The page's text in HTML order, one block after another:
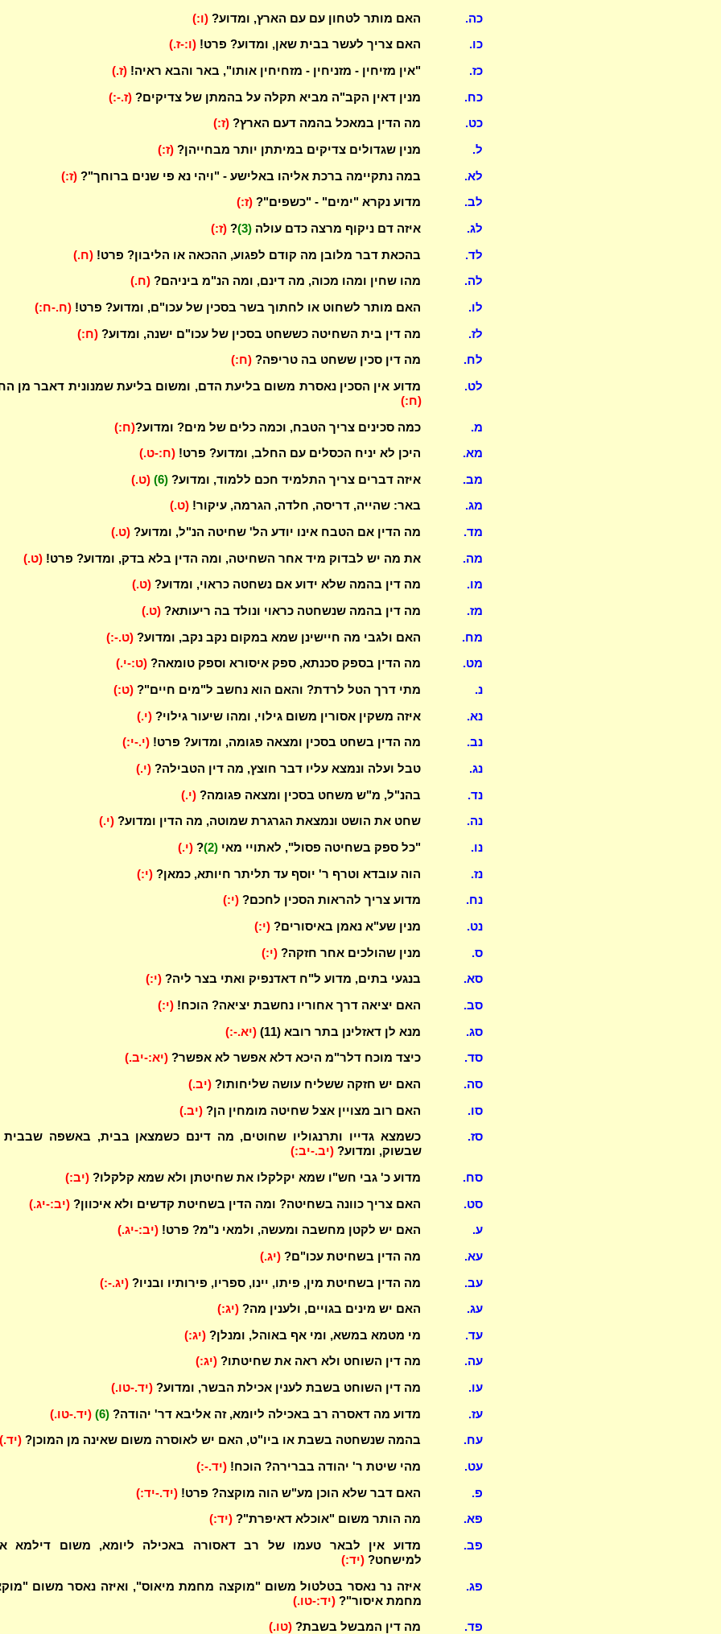
כה. האם מותר לטחון עם עם הארץ, ומדוע?(ו:)
כו. האם צריך לעשר בבית שאן, ומדוע? פרט!(ו:-ז.)
כז. "אין מזיחין - מזניחין - מזחיחין אותו", באר והבא ראיה!(ז.)
כח. מנין דאין הקב"ה מביא תקלה על בהמתן של צדיקים?(ז.-:)
כט. מה הדין במאכל בהמה דעם הארץ?(ז:)
ל. מנין שגדולים צדיקים במיתתן יותר מבחייהן?(ז:)
לא. במה נתקיימה ברכת אליהו באלישע - "ויהי נא פי שנים ברוחך"?(ז:)
לב. מדוע נקרא "ימים" - "כשפים"?(ז:)
לג. איזה דם ניקוף מרצה כדם עולה(3)
?(ז:)
לד. בהכאת דבר מלובן מה קודם לפגוע, ההכאה או הליבון? פרט!(ח.)
לה. מהו שחין ומהו מכוה, מה דינם, ומה הנ"מ ביניהם?(ח.)
לו. האם מותר לשחוט או לחתוך בשר בסכין של עכו"ם, ומדוע? פרט!(ח.-ח:)
לז. מה דין בית השחיטה כששחט בסכין של עכו"ם ישנה, ומדוע?(ח:)
לח. מה דין סכין ששחט בה טריפה?(ח:)
לט.
מדוע אין הסכין נאסרת משום בליעת הדם, ומשום בליעת שמנונית דאבר מן
(ח:)
מ. כמה סכינים צריך הטבח, וכמה כלים של מים? ומדוע?(ח:)
מא. היכן לא יניח הכסלים עם החלב, ומדוע? פרט!(ח:-ט.)
מב. איזה דברים צריך התלמיד חכם ללמוד, ומדוע?(6) (ט.)
מג. באר: שהייה, דריסה, חלדה, הגרמה, עיקור!(ט.)
מד. מה הדין אם הטבח אינו יודע הל' שחיטה הנ"ל, ומדוע?(ט.)
מה. את מה יש לבדוק מיד אחר השחיטה, ומה הדין בלא בדק, ומדוע? פרט!(ט.)
מו. מה דין בהמה שלא ידוע אם נשחטה כראוי, ומדוע?(ט.)
מז. מה דין בהמה שנשחטה כראוי ונולד בה ריעותא?(ט.)
מח. האם ולגבי מה חיישינן שמא במקום נקב נקב, ומדוע?(ט.-:)
מט. מה הדין בספק סכנתא, ספק איסורא וספק טומאה?(ט:-י.)
נ. מתי דרך הטל לרדת? והאם הוא נחשב ל"מים חיים"?(ט:)
נא. איזה משקין אסורין משום גילוי, ומהו שיעור גילוי?(י.)
נב. מה הדין בשחט בסכין ומצאה פגומה, ומדוע? פרט!(י.-י:)
נג. טבל ועלה ונמצא עליו דבר חוצץ, מה דין הטבילה?(י.)
נד. בהנ"ל, מ"ש משחט בסכין ומצאה פגומה?(י.)
נה. שחט את הושט ונמצאת הגרגרת שמוטה, מה הדין ומדוע?(י.)
נו. "כל ספק בשחיטה פסול", לאתויי מאי(2)
?(י.)
נז. הוה עובדא וטרף ר' יוסף עד תליתר חיותא, כמאן?(י:)
נח. מדוע צריך להראות הסכין לחכם?(י:)
נט. מנין שע"א נאמן באיסורים?(י:)
ס. מנין שהולכים אחר חזקה?(י:)
סא. בנגעי בתים, מדוע ל"ח דאדנפיק ואתי בצר ליה?(י:)
סב. האם יציאה דרך אחוריו נחשבת יציאה? הוכח!(י:)
סג. מנא לן דאזלינן בתר רובא (11) (יא.-:)
סד. כיצד מוכח דלר"מ היכא דלא אפשר לא אפשר?(יא:-יב.)
סה. האם יש חזקה ששליח עושה שליחותו?(יב.)
סו. האם רוב מצויין אצל שחיטה מומחין הן?(יב.)
סז.
כשמצא גדייו ותרנגוליו שחוטים, מה דינם כשמצאן בבית, באשפה שבבית
שבשוק, ומדוע? (יב.-יב:)
סח. מדוע כ' גבי חש"ו שמא יקלקלו את שחיטתן ולא שמא קלקלו?(יב:)
סט. האם צריך כוונה בשחיטה? ומה הדין בשחיטת קדשים ולא איכוון?(יב:-יג.)
ע. האם יש לקטן מחשבה ומעשה, ולמאי נ"מ? פרט!(יב:-יג.)
עא. מה הדין בשחיטת עכו"ם?(יג.)
עב. מה הדין בשחיטת מין, פיתו, יינו, ספריו, פירותיו ובניו?(יג.-:)
עג. האם יש מינים בגויים, ולענין מה?(יג:)
עד. מי מטמא במשא, ומי אף באוהל, ומנלן?(יג:)
עה. מה דין השוחט ולא ראה את שחיטתו?(יג:)
עו. מה דין השוחט בשבת לענין אכילת הבשר, ומדוע?(יד.-טו.)
עז. מדוע מה דאסרה רב באכילה ליומא, זה אליבא דר' יהודה?(6) (יד.-טו.)
עח. בהמה שנשחטה בשבת או ביו"ט, האם יש לאוסרה משום שאינה מן המוכן?
עט. מהי שיטת ר' יהודה בברירה? הוכח!(יד.-:)
פ. האם דבר שלא הוכן מע"ש הוה מוקצה? פרט!(יד.-יד:)
פא. מה הותר משום "אוכלא דאיפרת"?(יד:)
פב.
מדוע אין לבאר טעמו של רב דאסורה באכילה ליומא, משום דילמא
למישחט? (יד:)
פג.
איזה נר נאסר בטלטול משום "מוקצה מחמת מיאוס", ואיזה נאסר משום
מחמת איסור"? (יד:-טו.)
פד. מה דין המבשל בשבת?(טו.)